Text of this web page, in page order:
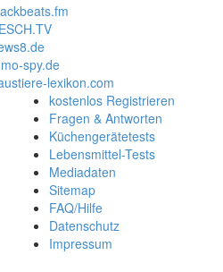
spy.de
lexikon.com
kostenlos Registrieren
Fragen & Antworten
Küchengerätetests
Lebensmittel-Tests
Mediadaten
Sitemap
FAQ/Hilfe
Datenschutz
Impressum